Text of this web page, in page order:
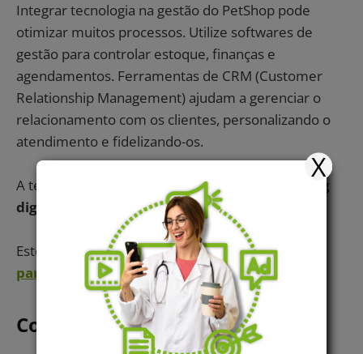
Integrar tecnologia na gestão do PetShop pode
otimizar muitos processos. Utilize softwares de
gestão para controlar estoque, finanças e
agendamentos. Ferramentas de CRM (Customer
Relationship Management) ajudam a gerenciar o
relacionamento com os clientes, personalizando o
atendimento e fidelizando-os.
A tecnologia também pode auxiliar no
marketing
digital
, ampliando a visibilidade do seu negócio.
Este artigo pode te interessar:Marketing Digital
para empresas Pet: motivos para investir
Conclusão
X